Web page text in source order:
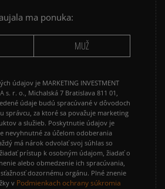
ma ponuka:
MUŽ
údajov je MARKETING INVESTMENT
s. r. o., Michalská 7 Bratislava 811 01,
údaje budú spracúvané v dôvodoch
správcu, za ktoré sa považuje marketing
a služieb. Poskytnutie údajov je
nevyhnutné za účelom odoberania
má nárok odvolať svoj súhlas so
prístup k osobným údajom, žiadať o
alebo obmedzenie ich spracúvania,
dozornému orgánu. Plné znenie
v Podmienkach ochrany súkromia